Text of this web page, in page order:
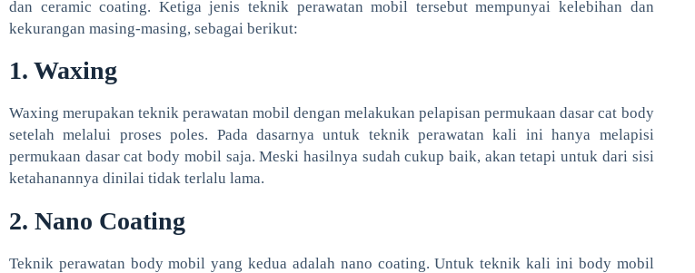
dan ceramic coating. Ketiga jenis teknik perawatan mobil tersebut mempunyai kelebihan dan
kekurangan masing-masing, sebagai berikut:
1. Waxing
Waxing merupakan teknik perawatan mobil dengan melakukan pelapisan permukaan dasar cat body
setelah melalui proses poles. Pada dasarnya untuk teknik perawatan kali ini hanya melapisi
permukaan dasar cat body mobil saja. Meski hasilnya sudah cukup baik, akan tetapi untuk dari sisi
ketahanannya dinilai tidak terlalu lama.
2. Nano Coating
Teknik perawatan body mobil yang kedua adalah nano coating. Untuk teknik kali ini body mobil